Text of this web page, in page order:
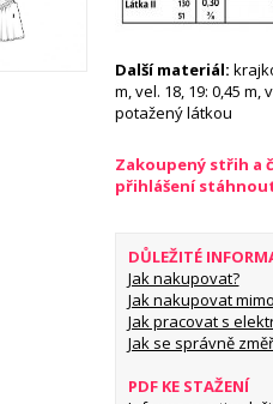
Další materiál:
m, vel. 18, 19: 0,45 m,
potažený látkou
Zakoupený střih a
přihlášení
DŮLEŽITÉ
Jak nakupovat?
Jak nakupovat
Jak pracovat s
Jak se správně
PDF KE STAŽENÍ